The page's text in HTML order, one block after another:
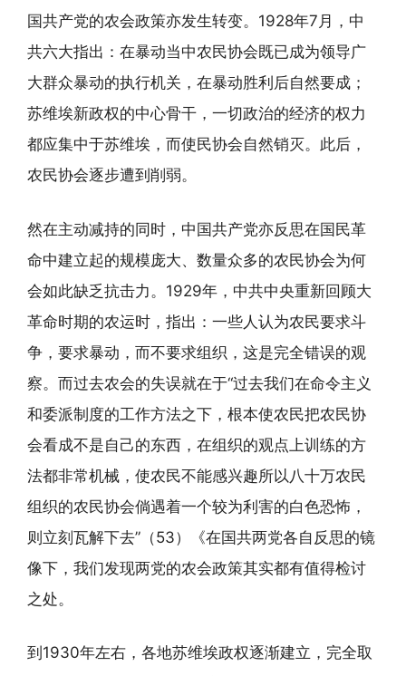
国共产党的农会政策亦发生转变。1928年7月，中
共六大指出：在暴动当中农民协会既已成为领导广
大群众暴动的执行机关，在暴动胜利后自然要成；
苏维埃新政权的中心骨干，一切政治的经济的权力
都应集中于苏维埃，而使民协会自然销灭。此后，
农民协会逐步遭到削弱。
然在主动减持的同时，中国共产党亦反思在国民革
命中建立起的规模庞大、数量众多的农民协会为何
会如此缺乏抗击力。1929年，中共中央重新回顾大
革命时期的农运时，指出：一些人认为农民要求斗
争，要求暴动，而不要求组织，这是完全错误的观
察。而过去农会的失误就在于“过去我们在命令主义
和委派制度的工作方法之下，根本使农民把农民协
会看成不是自己的东西，在组织的观点上训练的方
法都非常机械，使农民不能感兴趣所以八十万农民
组织的农民协会倘遇着一个较为利害的白色恐怖，
则立刻瓦解下去”（53）《在国共两党各自反思的镜
像下，我们发现两党的农会政策其实都有值得检讨
之处。
到1930年左右，各地苏维埃政权逐渐建立，完全取